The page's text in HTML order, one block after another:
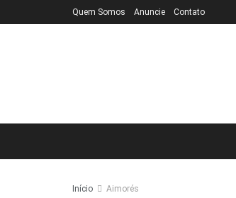
Quem Somos Anuncie Contato
Início Aimorés